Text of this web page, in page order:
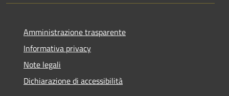
Amministrazione trasparente
Informativa privacy
Note legali
Dichiarazione di accessibilità